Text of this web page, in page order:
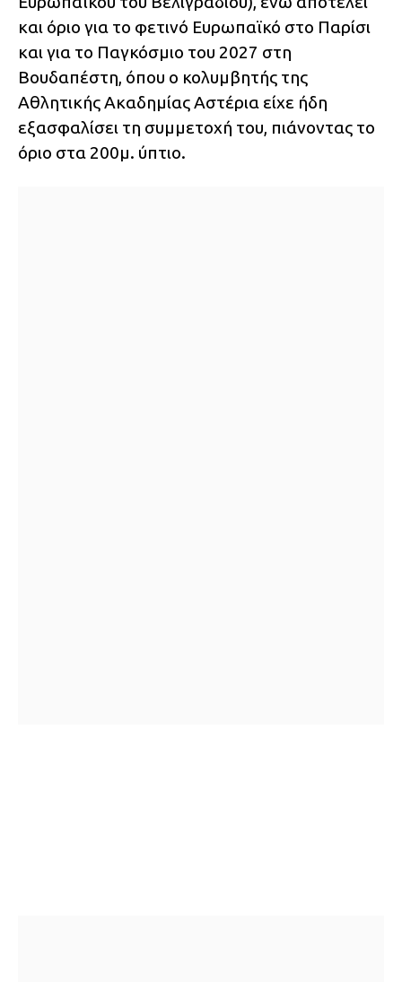
και όριο για το φετινό Ευρωπαϊκό στο Παρίσι
και για το Παγκόσμιο του 2027 στη
Βουδαπέστη, όπου ο κολυμβητής της
Αθλητικής Ακαδημίας Αστέρια είχε ήδη
εξασφαλίσει τη συμμετοχή του, πιάνοντας το
όριο στα 200μ. ύπτιο.